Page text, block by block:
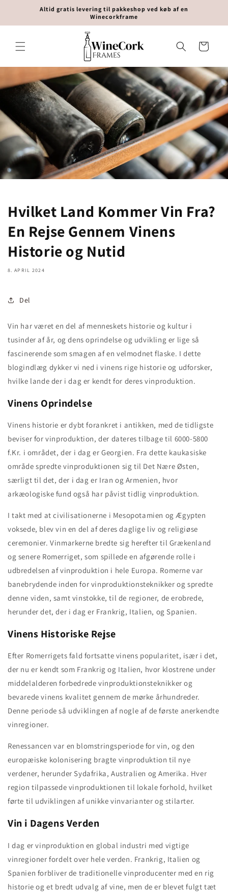
Altid gratis levering til pakkeshop ved køb af en
Winecorkframe
Indkøbskurv
Hvilket Land Kommer Vin Fra?
En Rejse Gennem Vinens
Historie og Nutid
8. APRIL 2024
Del
Vin har været en del af menneskets historie og kultur i
tusinder af år, og dens oprindelse og udvikling er lige så
fascinerende som smagen af en velmodnet flaske. I dette
blogindlæg dykker vi ned i vinens rige historie og udforsker,
hvilke lande der i dag er kendt for deres vinproduktion.
Vinens Oprindelse
Vinens historie er dybt forankret i antikken, med de tidligste
beviser for vinproduktion, der dateres tilbage til 6000-5800
f.Kr. i området, der i dag er Georgien. Fra dette kaukasiske
område spredte vinproduktionen sig til Det Nære Østen,
særligt til det, der i dag er Iran og Armenien, hvor
arkæologiske fund også har påvist tidlig vinproduktion.
I takt med at civilisationerne i Mesopotamien og Ægypten
voksede, blev vin en del af deres daglige liv og religiøse
ceremonier. Vinmarkerne bredte sig herefter til Grækenland
og senere Romerriget, som spillede en afgørende rolle i
udbredelsen af vinproduktion i hele Europa. Romerne var
banebrydende inden for vinproduktionsteknikker og spredte
denne viden, samt vinstokke, til de regioner, de erobrede,
herunder det, der i dag er Frankrig, Italien, og Spanien.
Vinens Historiske Rejse
Efter Romerrigets fald fortsatte vinens popularitet, især i det,
der nu er kendt som Frankrig og Italien, hvor klostrene under
middelalderen forbedrede vinproduktionsteknikker og
bevarede vinens kvalitet gennem de mørke århundreder.
Denne periode så udviklingen af nogle af de første anerkendte
vinregioner.
Renessancen var en blomstringsperiode for vin, og den
europæiske kolonisering bragte vinproduktion til nye
verdener, herunder Sydafrika, Australien og Amerika. Hver
region tilpassede vinproduktionen til lokale forhold, hvilket
førte til udviklingen af unikke vinvarianter og stilarter.
Vin i Dagens Verden
I dag er vinproduktion en global industri med vigtige
vinregioner fordelt over hele verden. Frankrig, Italien og
Spanien forbliver de traditionelle vinproducenter med en rig
historie og et bredt udvalg af vine, men de er blevet fulgt tæt